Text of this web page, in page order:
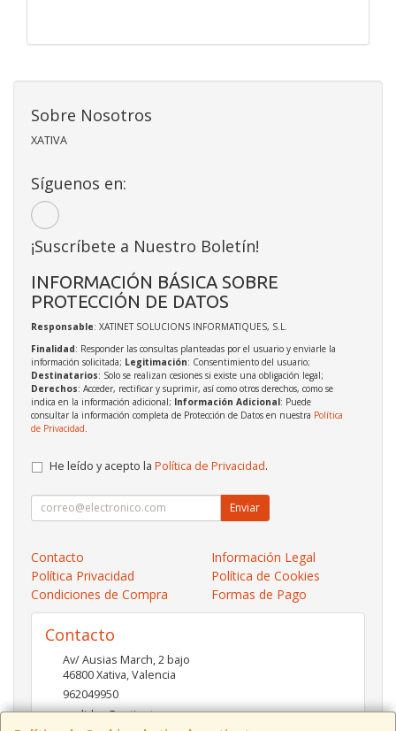
Sobre Nosotros
XATIVA
Síguenos en:
¡Suscríbete a Nuestro Boletín!
INFORMACIÓN BÁSICA SOBRE
PROTECCIÓN DE DATOS
Responsable: XATINET SOLUCIONS INFORMATIQUES, S.L.
Finalidad: Responder las consultas planteadas por el usuario y enviarle la
información solicitada; Legitimación: Consentimiento del usuario;
Destinatarios: Solo se realizan cesiones si existe una obligación legal;
Derechos: Acceder, rectificar y suprimir, así como otros derechos, como se
indica en la información adicional; Información Adicional: Puede
consultar la información completa de Protección de Datos en nuestra Política
de Privacidad
He leído y acepto la Política de Privacidad.
Enviar
Contacto
Información Legal
Política Privacidad
Política de Cookies
Condiciones de Compra
Formas de Pago
Contacto
Av/ Ausias March, 2 bajo
46800Xativa,Valencia
962049950
pedidos@xatinet.com